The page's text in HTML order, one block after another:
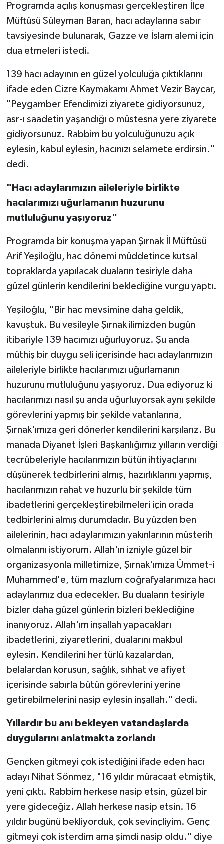
Programda açılış konuşması gerçekleştiren İlçe
Müftüsü Süleyman Baran, hacı adaylarına sabır
tavsiyesinde bulunarak, Gazze ve İslam alemi için
dua etmeleri istedi.
139 hacı adayının en güzel yolculuğa çıktıklarını
ifade eden Cizre Kaymakamı Ahmet Vezir Baycar,
"Peygamber Efendimizi ziyarete gidiyorsunuz,
asr-ı saadetin yaşandığı o müstesna yere ziyarete
gidiyorsunuz. Rabbim bu yolculuğunuzu açık
eylesin, kabul eylesin, hacınızı selamete erdirsin."
dedi.
"Hacı adaylarımızın aileleriyle birlikte
hacılarımızı uğurlamanın huzurunu
mutluluğunu yaşıyoruz"
Programda bir konuşma yapan Şırnak İl Müftüsü
Arif Yeşiloğlu, hac dönemi müddetince kutsal
topraklarda yapılacak duaların tesiriyle daha
güzel günlerin kendilerini beklediğine vurgu yaptı.
Yeşiloğlu, "Bir hac mevsimine daha geldik,
kavuştuk. Bu vesileyle Şırnak ilimizden bugün
itibariyle 139 hacımızı uğurluyoruz. Şu anda
müthiş bir duygu seli içerisinde hacı adaylarımızın
aileleriyle birlikte hacılarımızı uğurlamanın
huzurunu mutluluğunu yaşıyoruz. Dua ediyoruz ki
hacılarımızı nasıl şu anda uğurluyorsak aynı şekilde
görevlerini yapmış bir şekilde vatanlarına,
Şırnak'ımıza geri dönerler kendilerini karşılarız. Bu
manada Diyanet İşleri Başkanlığımız yılların verdiği
tecrübeleriyle hacılarımızın bütün ihtiyaçlarını
düşünerek tedbirlerini almış, hazırlıklarını yapmış,
hacılarımızın rahat ve huzurlu bir şekilde tüm
ibadetlerini gerçekleştirebilmeleri için orada
tedbirlerini almış durumdadır. Bu yüzden ben
ailelerinin, hacı adaylarımızın yakınlarının müsterih
olmalarını istiyorum. Allah'ın izniyle güzel bir
organizasyonla milletimize, Şırnak'ımıza Ümmet-i
Muhammed'e, tüm mazlum coğrafyalarımıza hacı
adaylarımız dua edecekler. Bu duaların tesiriyle
bizler daha güzel günlerin bizleri beklediğine
inanıyoruz. Allah'ım inşallah yapacakları
ibadetlerini, ziyaretlerini, dualarını makbul
eylesin. Kendilerini her türlü kazalardan,
belalardan korusun, sağlık, sıhhat ve afiyet
içerisinde sabırla bütün görevlerini yerine
getirebilmelerini nasip eylesin inşallah." dedi.
Yıllardır bu anı bekleyen vatandaşlarda
duygularını anlatmakta zorlandı
Gençken gitmeyi çok istediğini ifade eden hacı
adayı Nihat Sönmez, "16 yıldır müracaat etmiştik,
yeni çıktı. Rabbim herkese nasip etsin, güzel bir
yere gideceğiz. Allah herkese nasip etsin. 16
yıldır bugünü bekliyorduk, çok sevinçliyim. Genç
gitmeyi çok isterdim ama şimdi nasip oldu." diye